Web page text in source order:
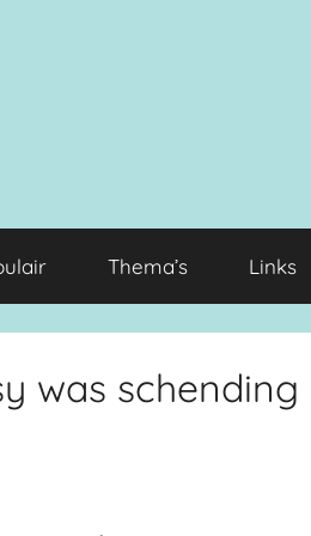
Thema’s Links
was schending